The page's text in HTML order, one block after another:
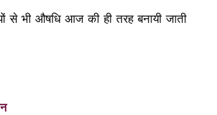
से भी औषधि आज की ही तरह बनायी जाती